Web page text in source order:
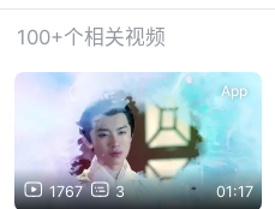
100+个相关视频
1767 3 01:17
App